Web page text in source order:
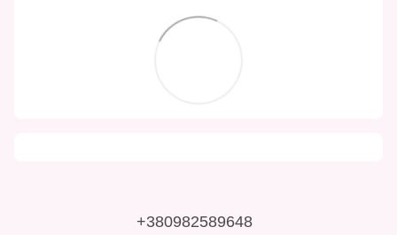
+380982589648